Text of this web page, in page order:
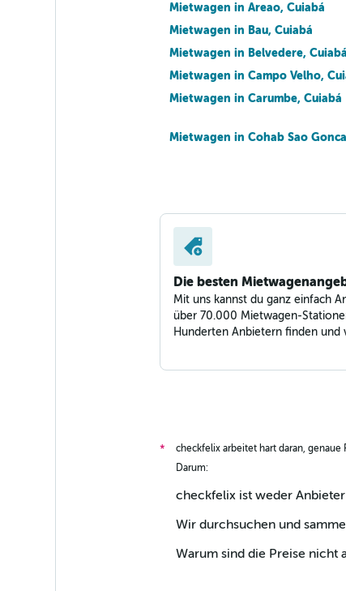
Mietwagen in Areao, Cuiabá
Mietwagen in Bau, Cuiabá
Mietwagen in Belvedere, Cuiabá
Mietwagen in Campo Velho,
Mietwagen in Carumbe, Cuiabá
Mietwagen in Cohab Sao
Die besten
Mit uns kannst du ganz einfach
über 70.000 Mietwagen-
Hunderten Anbietern finden und
* checkfelix arbeitet hart daran, genaue
Darum:
checkfelix ist weder
Wir durchsuchen und
Warum sind die Preise nicht